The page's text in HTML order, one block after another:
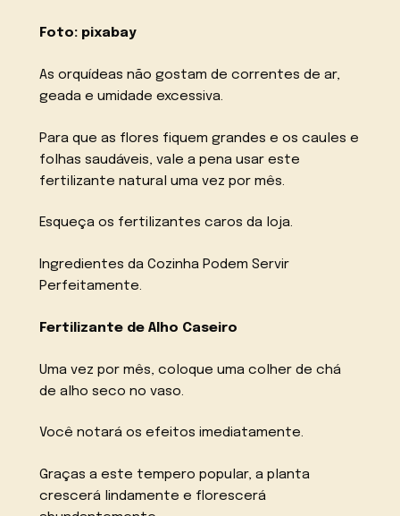
Foto: pixabay
As orquídeas não gostam de correntes de ar,
geada e umidade excessiva.
Para que as flores fiquem grandes e os caules e
folhas saudáveis, vale a pena usar este
fertilizante natural uma vez por mês.
Esqueça os fertilizantes caros da loja.
Ingredientes da Cozinha Podem Servir
Perfeitamente.
Fertilizante de Alho Caseiro
Uma vez por mês, coloque uma colher de chá
de alho seco no vaso.
Você notará os efeitos imediatamente.
Graças a este tempero popular, a planta
crescerá lindamente e florescerá